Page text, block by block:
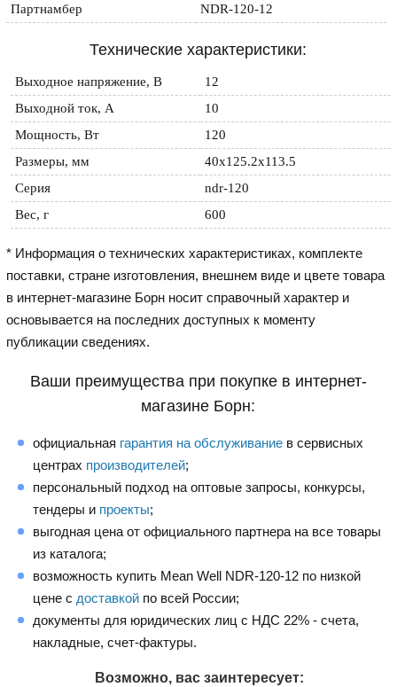
Партнамбер
NDR-120-12
Технические характеристики:
Выходное напряжение, В
12
Выходной ток, А
10
Мощность, Вт
120
Размеры, мм
40x125.2x113.5
Серия
ndr-120
Вес, г
600
* Информация о технических характеристиках, комплекте
поставки, стране изготовления, внешнем виде и цвете товара
в интернет-магазине Борн носит справочный характер и
основывается на последних доступных к моменту
публикации сведениях.
Ваши преимущества при покупке в интернет-
магазине Борн:
официальная гарантия на обслуживание в сервисных
центрах производителей;
персональный подход на оптовые запросы, конкурсы,
тендеры и проекты;
выгодная цена от официального партнера на все товары
из каталога;
возможность купить Mean Well NDR-120-12 по низкой
цене с доставкой по всей России;
документы для юридических лиц с НДС 22% - счета,
накладные, счет-фактуры.
Возможно, вас заинтересует: